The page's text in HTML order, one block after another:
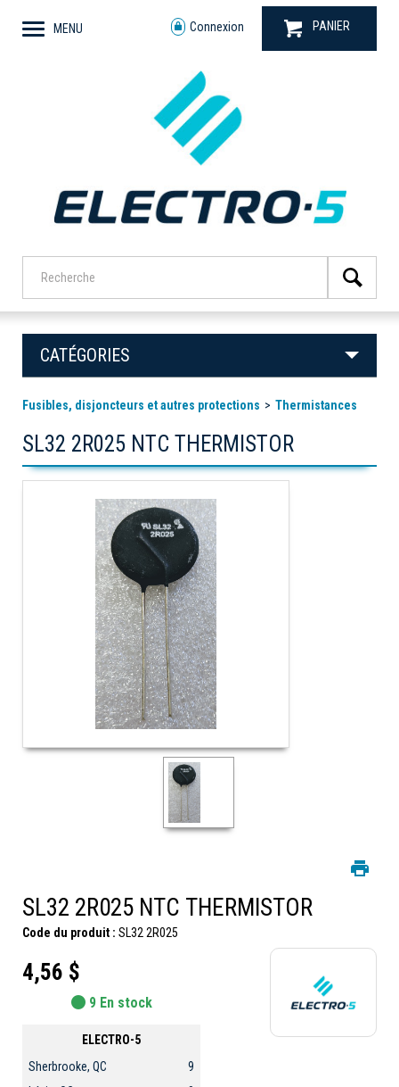
MENU Connexion PANIER
CATÉGORIES
Fusibles, disjoncteurs et autres protections Thermistances
SL32 2R025 NTC THERMISTOR
SL32 2R025 NTC THERMISTOR
Code du produit : SL32 2R025
4,56 $
9 En stock
ELECTRO-5
Sherbrooke, QC
9